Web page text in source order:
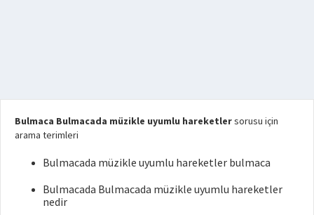
Bulmaca Bulmacada müzikle uyumlu hareketlersorusu için
arama terimleri
Bulmacada müzikle uyumlu hareketler bulmaca
Bulmacada Bulmacada müzikle uyumlu hareketler
nedir